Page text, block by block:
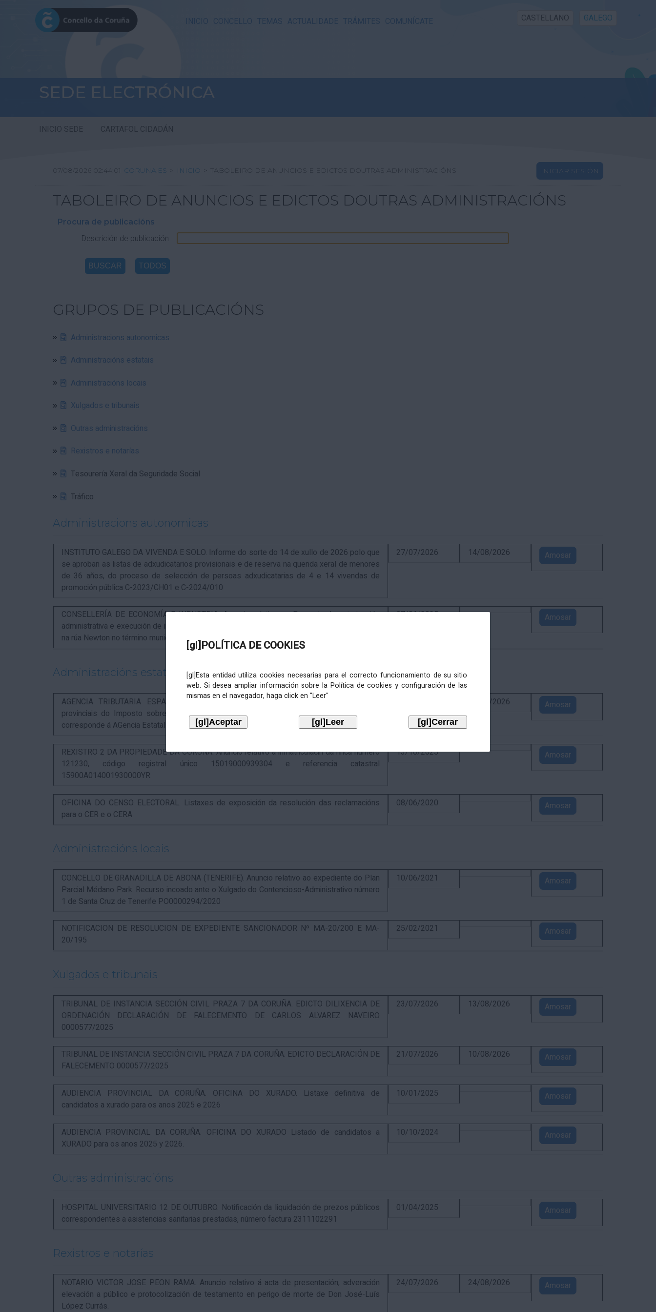
INICIO CONCELLO TEMAS ACTUALIDADE TRÁMITES COMUNÍCATE CASTELLANO GALEGO
SEDE ELECTRÓNICA
INICIO SEDE CARTAFOL CIDADÁN
[gl]POLÍTICA DE COOKIES
[gl]Esta entidad utiliza cookies necesarias para el correcto funcionamiento de su sitio
web. Si desea ampliar información sobre la Política de cookies y configuración de las
mismas en el navegador, haga click en "Leer"
07/08/2026 02:44:01 CORUNA.ES > INICIO > TABOLEIRO DE ANUNCIOS E EDICTOS DOUTRAS ADMINISTRACIÓNS INICIAR SESIÓN
TABOLEIRO DE ANUNCIOS E EDICTOS DOUTRAS ADMINISTRACIÓNS
Procura de publicacións
Descrición de publicación
GRUPOS DE PUBLICACIÓNS
Administracions autonomicas
Administracións estatais
Administracións locais
Xulgados e tribunais
Outras administracións
Rexistros e notarías
Tesourería Xeral da Seguridade Social
Tráfico
Administracions autonomicas
INSTITUTO GALEGO DA VIVENDA E SOLO. Informe do sorte do 14 de xullo de 2026 polo que
se aproban as listas de adxudicatarios provisionais e de reserva na quenda xeral de menores
de 36 años, do proceso de selección de persoas adxudicatarias de 4 e 14 vivendas de
promoción pública C-2023/CH01 e C-2024/010
27/07/2026 14/08/2026 Amosar
CONSELLERÍA DE ECONOMÍA E INDUSTRIA. Anuncio relativo ao Proxecto de autorización
administrativa e execución de instalacións para a instalación de nova ERM 16/4 Q.9000-D sita
na rúa Newton no término municipal da Coruña, exp. IN627A 2024/4-1
07/01/2025 Amosar
Administracións estatais
AGENCIA TRIBUTARIA ESPAÑOLA. Aviso relativo á recadación das cotas estatais e
provinciais do Imposto sobre Actividades Económicas de 2026, cuxa xestión recadatoria
corresponde á AGencia Estatal de Administración Tributaria.
02/09/2026 Amosar
REXISTRO 2 DA PROPIEDADE DA CORUÑA. Anuncio relativo á inmatriculacin da finca número
121230, código registral único 15019000939304 e referencia catastral
15900A014001930000YR
13/10/2025 Amosar
OFICINA DO CENSO ELECTORAL. Listaxes de exposición da resolución das reclamacións
para o CER e o CERA
08/06/2020 Amosar
Administracións locais
CONCELLO DE GRANADILLA DE ABONA (TENERIFE). Anuncio relativo ao expediente do Plan
Parcial Médano Park. Recurso incoado ante o Xulgado do Contencioso-Administrativo número
1 de Santa Cruz de Tenerife PO0000294/2020
10/06/2021 Amosar
NOTIFICACION DE RESOLUCION DE EXPEDIENTE SANCIONADOR Nº MA-20/200 E MA-
20/195
25/02/2021 Amosar
Xulgados e tribunais
TRIBUNAL DE INSTANCIA SECCIÓN CIVIL PRAZA 7 DA CORUÑA. EDICTO DILIXENCIA DE
ORDENACIÓN DECLARACIÓN DE FALECEMENTO DE CARLOS ALVAREZ NAVEIRO
0000577/2025
23/07/2026 13/08/2026 Amosar
TRIBUNAL DE INSTANCIA SECCIÓN CIVIL PRAZA 7 DA CORUÑA. EDICTO DECLARACIÓN DE
FALECEMENTO 0000577/2025
21/07/2026 10/08/2026 Amosar
AUDIENCIA PROVINCIAL DA CORUÑA. OFICINA DO XURADO. Listaxe definitiva de
candidatos a xurado para os anos 2025 e 2026
10/01/2025 Amosar
AUDIENCIA PROVINCIAL DA CORUÑA. OFICINA DO XURADO Listado de candidatos a
XURADO para os anos 2025 y 2026.
10/10/2024 Amosar
Outras administracións
HOSPITAL UNIVERSITARIO 12 DE OUTUBRO. Notificación da liquidación de prezos públicos
correspondentes a asistencias sanitarias prestadas, número factura 2311102291
01/04/2025 Amosar
Rexistros e notarías
NOTARIO VICTOR JOSE PEON RAMA. Anuncio relativo á acta de presentación, adveración
elevación a público e protocolización de testamento en perigo de morte de Don José-Luís
López Currás.
24/07/2026 24/08/2026 Amosar